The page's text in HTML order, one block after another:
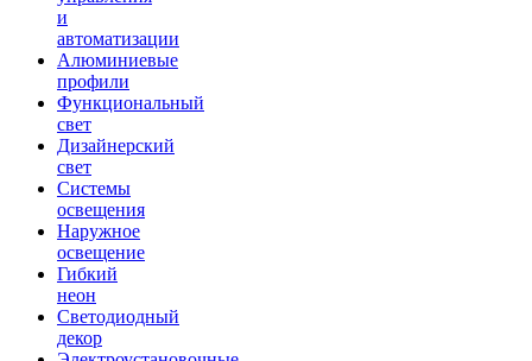
и
автоматизации
Алюминиевые
профили
Функциональный
свет
Дизайнерский
свет
Системы
освещения
Наружное
освещение
Гибкий
неон
Светодиодный
декор